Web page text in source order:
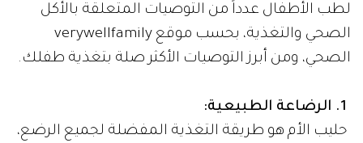
لطب الأطفال عدداً من التوصيات المتعلقة بالأكل
الصحي والتغذية، بحسب موقع verywellfamily
الصحي، ومن أبرز التوصيات الأكثر صلة بتغذية طفلك.
حليب الأم هو طريقة التغذية المفضلة لجميع الرضع،